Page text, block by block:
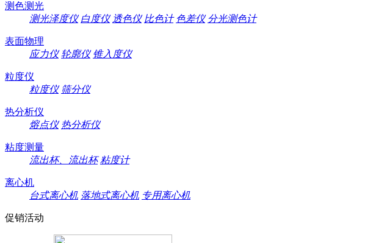
测色测光
测光泽度仪 白度仪 透色仪 比色计 色差仪 分光测色计
表面物理
应力仪 轮廓仪 锥入度仪
粒度仪
粒度仪 筛分仪
热分析仪
熔点仪 热分析仪
粘度测量
流出杯、流出杯 粘度计
离心机
台式离心机 落地式离心机 专用离心机
促销活动